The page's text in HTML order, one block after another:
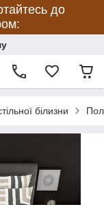
до
білизни